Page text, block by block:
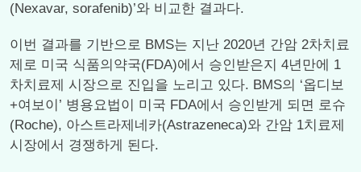
(Nexavar, sorafenib)’와 비교한 결과다.
이번 결과를 기반으로 BMS는 지난 2020년 간암 2차치료
제로 미국 식품의약국(FDA)에서 승인받은지 4년만에 1
차치료제 시장으로 진입을 노리고 있다. BMS의 ‘옵디보
+여보이’ 병용요법이 미국 FDA에서 승인받게 되면 로슈
(Roche), 아스트라제네카(Astrazeneca)와 간암 1치료제
시장에서 경쟁하게 된다.